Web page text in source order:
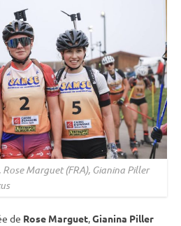
Marguet (FRA), Gianina Piller
de Rose Marguet,Gianina Piller